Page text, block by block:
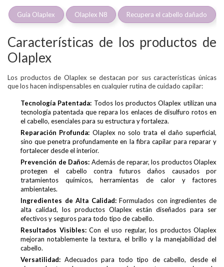
Guía Olaplex Olaplex N8 Recupera el cabello dañado
Características de los productos de
Olaplex
Los productos de Olaplex se destacan por sus características únicas
que los hacen indispensables en cualquier rutina de cuidado capilar:
Tecnología Patentada: Todos los productos Olaplex utilizan una
tecnología patentada que repara los enlaces de disulfuro rotos en
el cabello, esenciales para su estructura y fortaleza.
Reparación Profunda: Olaplex no solo trata el daño superficial,
sino que penetra profundamente en la fibra capilar para reparar y
fortalecer desde el interior.
Prevención de Daños: Además de reparar, los productos Olaplex
protegen el cabello contra futuros daños causados por
tratamientos químicos, herramientas de calor y factores
ambientales.
Ingredientes de Alta Calidad:Formulados con ingredientes de
alta calidad, los productos Olaplex están diseñados para ser
efectivos y seguros para todo tipo de cabello.
Resultados Visibles:Con el uso regular, los productos Olaplex
mejoran notablemente la textura, el brillo y la manejabilidad del
cabello.
Versatilidad: Adecuados para todo tipo de cabello, desde el